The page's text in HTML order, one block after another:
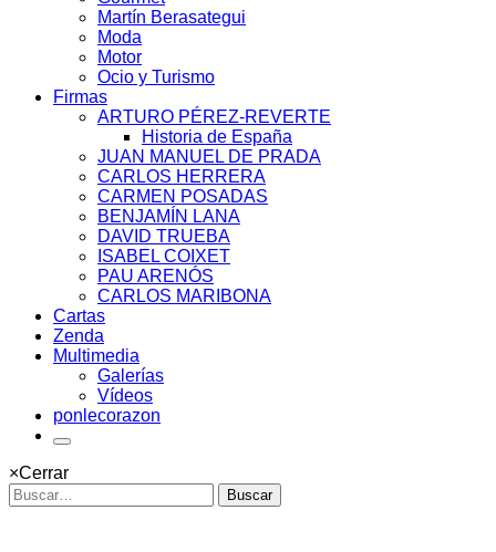
Martín Berasategui
Moda
Motor
Ocio y Turismo
Firmas
ARTURO PÉREZ-REVERTE
Historia de España
JUAN MANUEL DE PRADA
CARLOS HERRERA
CARMEN POSADAS
BENJAMÍN LANA
DAVID TRUEBA
ISABEL COIXET
PAU ARENÓS
CARLOS MARIBONA
Cartas
Zenda
Multimedia
Galerías
Vídeos
ponlecorazon
×Cerrar
Buscar